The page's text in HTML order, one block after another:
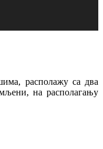
располажу са два
на располагању